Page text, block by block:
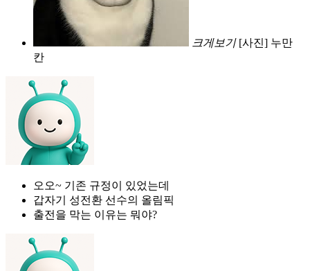
크게보기 [사진] 누만
칸
오오~ 기존 규정이 있었는데
갑자기 성전환 선수의 올림픽
출전을 막는 이유는 뭐야?